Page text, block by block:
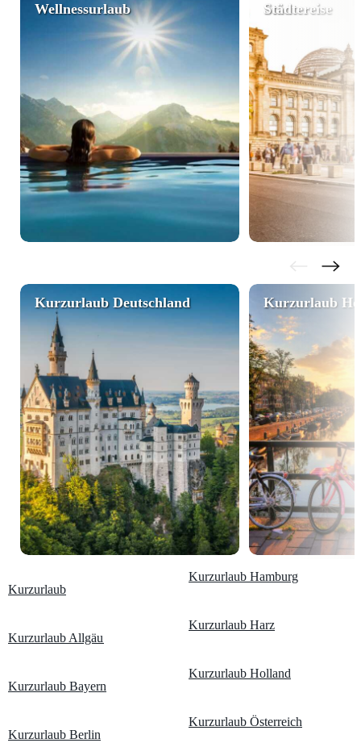
Wellnessurlaub Städtereise
Kurzurlaub Deutschland Kurzurlaub
Kurzurlaub
Kurzurlaub Allgäu
Kurzurlaub Bayern
Kurzurlaub Berlin
Kurzurlaub Hamburg
Kurzurlaub Harz
Kurzurlaub Holland
Kurzurlaub Österreich